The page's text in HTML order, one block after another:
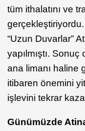
tüm ithalatını ve
“Uzun Duvarlar”
yapılmıştı. Sonuç
ana limanı haline
itibaren önemini
işlevini tekrar
Günümüzde